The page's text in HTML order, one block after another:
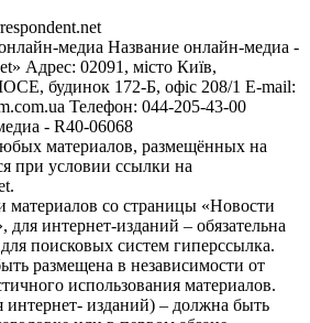
медиа Название онлайн-медиа -
Адрес: 02091, місто Київ,
будинок 172-Б, офіс 208/1 E-mail:
Телефон: 044-205-43-00
- R40-06068
материалов, размещённых на
при условии ссылки на
материалов со страницы «Новости
интернет-изданий – обязательна
поисковых систем гиперссылка.
размещена в независимости от
использования материалов.
интернет- изданий) – должна быть